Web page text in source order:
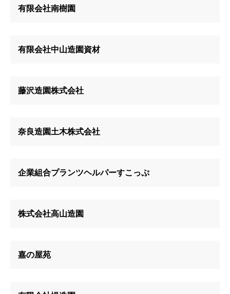
有限会社南樹園
有限会社中山造園資材
藤沢造園株式会社
奈良造園土木株式会社
企業組合プランツヘルパーすこっぷ
株式会社高山造園
嘉の屋苑